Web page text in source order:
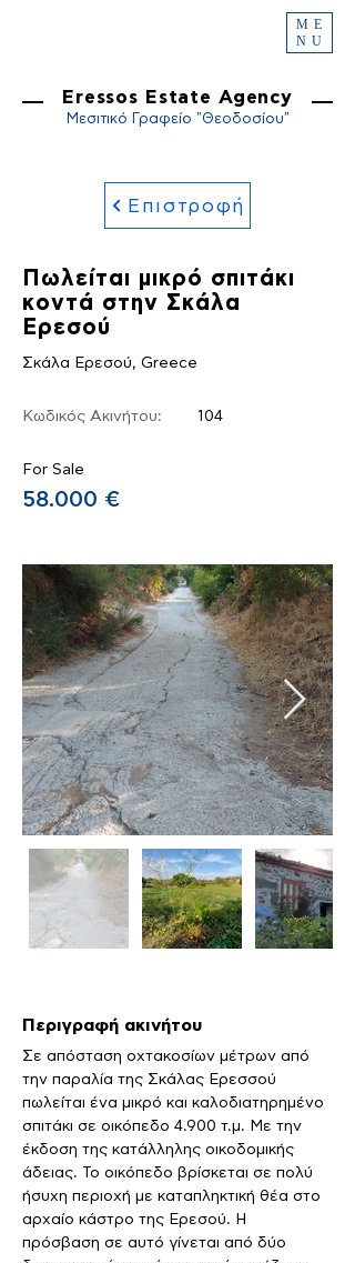
Eressos Estate Agency
Μεσιτικό Γραφείο "Θεοδοσίου"
ME
NU
Επιστροφή
Πωλείται μικρό σπιτάκι
κοντά στην Σκάλα
Ερεσού
Σκάλα Ερεσού, Greece
Κωδικός Ακινήτου: 104
For Sale
58.000 €
Περιγραφή ακινήτου
Σε απόσταση οχτακοσίων μέτρων από
την παραλία της Σκάλας Ερεσσού
πωλείται ένα μικρό και καλοδιατηρημένο
σπιτάκι σε οικόπεδο 4.900 τ.μ. Με την
έκδοση της κατάλληλης οικοδομικής
άδειας. Το οικόπεδο βρίσκεται σε πολύ
ήσυχη περιοχή με καταπληκτική θέα στο
αρχαίο κάστρο της Ερεσού. Η
πρόσβαση σε αυτό γίνεται από δύο